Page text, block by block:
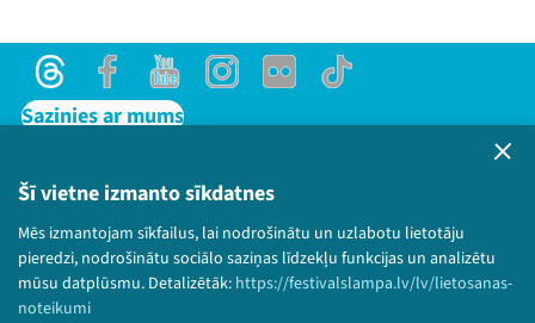
Šī vietne izmanto sīkdatnes
Mēs izmantojam sīkfailus, lai nodrošinātu un uzlabotu lietotāju
pieredzi, nodrošinātu sociālo saziņas līdzekļu funkcijas un analizētu
mūsu datplūsmu. Detalizētāk: https://festivalslampa.lv/lv/lietosanas-
noteikumi
ThreadsFacebookYoutubeInstagram
Flick TikTok
Sazinies ar mums
Lietošanas noteikumi un sīkdatņu politika
Bērnu aizsardzības politika
© 2026 Sarunu festivāls LAMPA Visas tiesības
paturētas.